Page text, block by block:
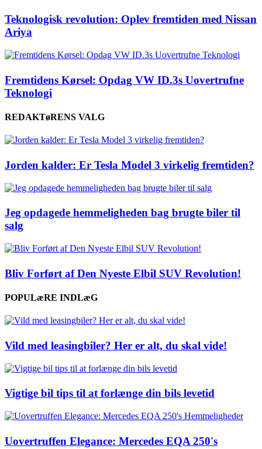
Teknologisk revolution: Oplev fremtiden med Nissan
Ariya
Fremtidens Kørsel: Opdag VW ID.3s Uovertrufne
Teknologi
REDAKTøRENS VALG
Jorden kalder: Er Tesla Model 3 virkelig fremtiden?
Jeg opdagede hemmeligheden bag brugte biler til
salg
Bliv Forført af Den Nyeste Elbil SUV Revolution!
POPULæRE INDLæG
Vild med leasingbiler? Her er alt, du skal vide!
Vigtige bil tips til at forlænge din bils levetid
Uovertruffen Elegance: Mercedes EQA 250's